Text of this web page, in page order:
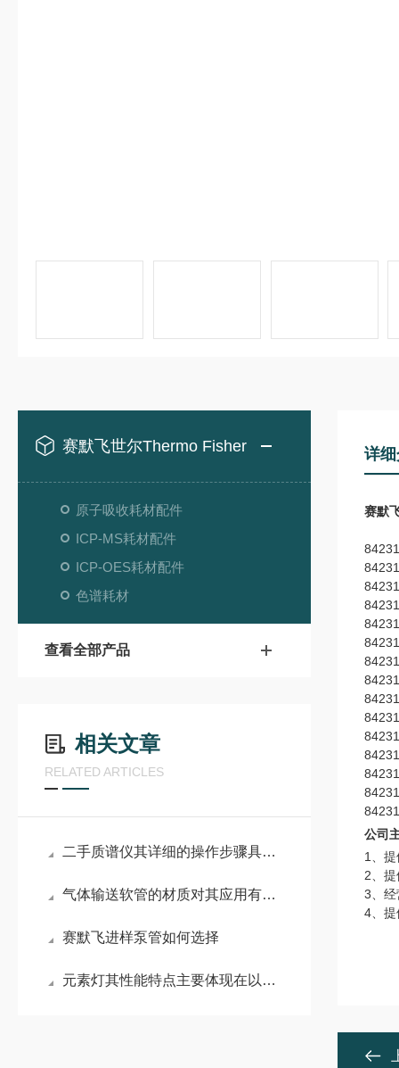
赛默飞世尔Thermo Fisher
原子吸收耗材配件
ICP-MS耗材配件
ICP-OES耗材配件
色谱耗材
查看全部产品
相关文章
RELATED ARTICLES
二手质谱仪其详细的操作步骤具体如下
气体输送软管的材质对其应用有哪些影响?
赛默飞进样泵管如何选择
元素灯其性能特点主要体现在以下几个方面
详
赛默
公司
1、
2
提
3、经
4 、